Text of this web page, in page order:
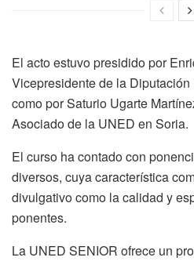
El acto estuvo presidido por
Vicepresidente de la
como por Saturio Ugarte
Asociado de la UNED en Soria.
El curso ha contado con
diversos, cuya característica
divulgativo como la calidad y
ponentes.
La UNED SENIOR ofrece un